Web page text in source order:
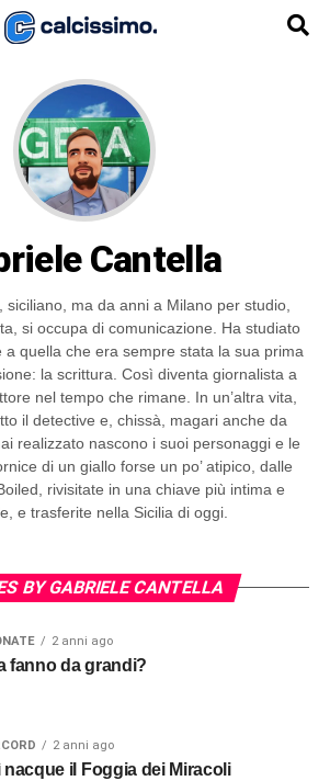
Cantella
siciliano, ma da anni a Milano per studio,
si occupa di comunicazione. Ha studiato
a quella che era sempre stata la sua prima
la scrittura. Così diventa giornalista a
nel tempo che rimane. In un’altra vita,
il detective e, chissà, magari anche da
realizzato nascono i suoi personaggi e le
di un giallo forse un po’ atipico, dalle
rivisitate in una chiave più intima e
e trasferite nella Sicilia di oggi.
BY GABRIELE CANTELLA
2 anni ago
fanno da grandi?
2 anni ago
nacque il Foggia dei Miracoli